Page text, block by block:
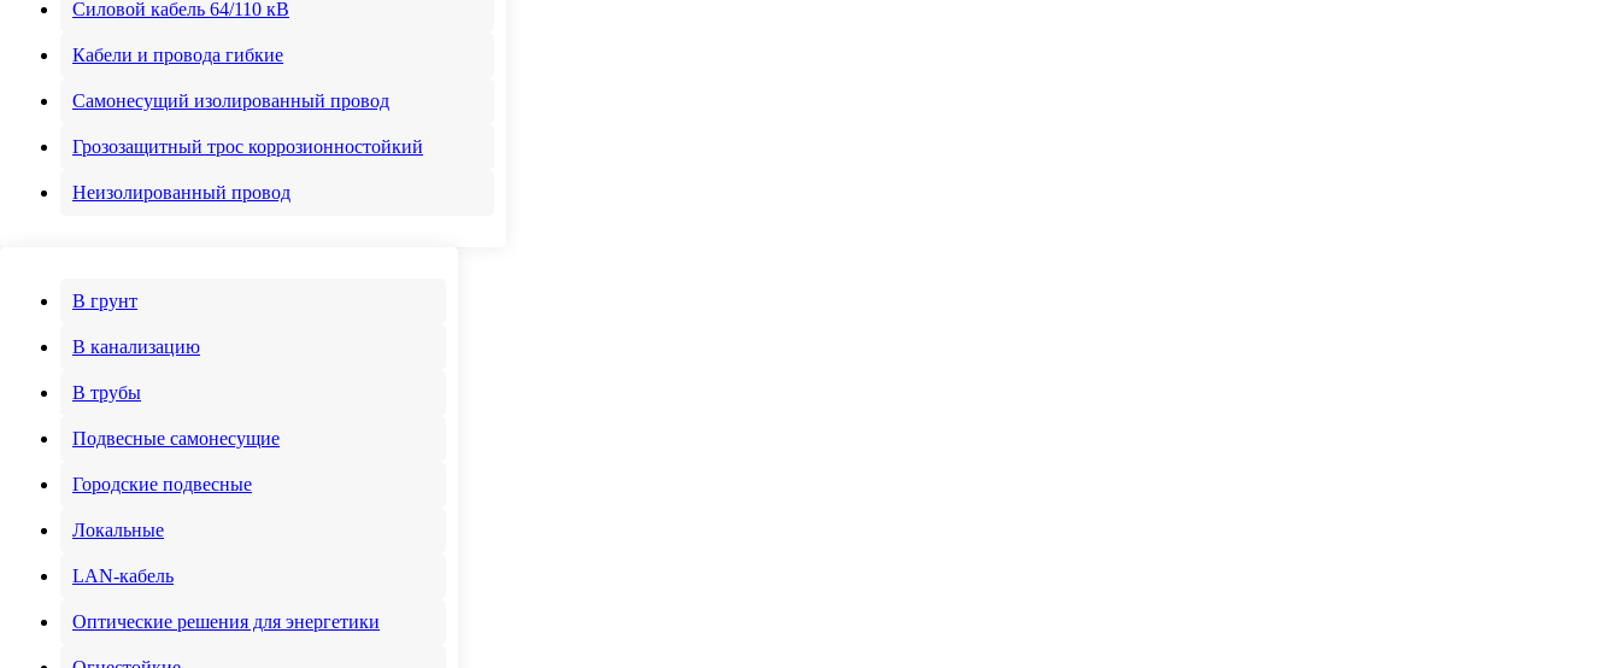
и кабель
Волоконно-
Компоненты и
комплектующие
электроэнергетики
Силовой кабель 64/110 кВ
Кабели и провода гибкие
Самонесущий изолированный провод
Грозозащитный трос коррозионностойкий
Неизолированный провод
В грунт
В канализацию
В трубы
Подвесные самонесущие
Городские подвесные
Локальные
LAN-кабель
Оптические решения для энергетики